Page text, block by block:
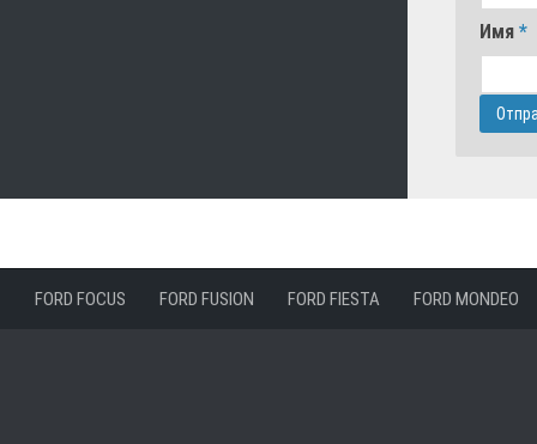
Имя *
FORD FOCUS FORD FUSION FORD FIESTA FORD MONDEO